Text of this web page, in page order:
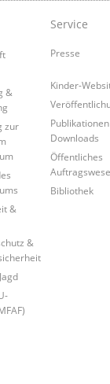
&
zur
&
&
Service
Presse
Kinder-
Downloads
Öffentliches
Bibliothek